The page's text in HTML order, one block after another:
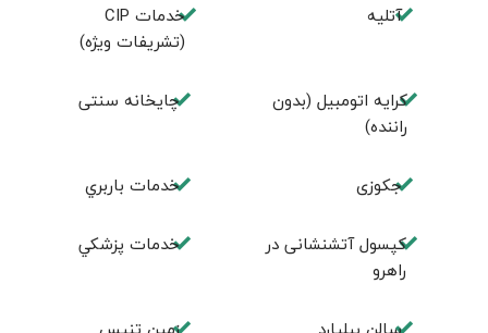
آتلیه
خدمات CIP
(تشریفات ویژه)
کرایه اتومبیل (بدون
راننده)
چايخانه سنتی
جكوزی خدمات باربري
کپسول آتشنشانی در
راهرو
خدمات پزشكي